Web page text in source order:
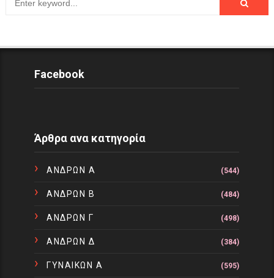
Facebook
Άρθρα ανα κατηγορία
ΑΝΔΡΩΝ Α (544)
ΑΝΔΡΩΝ Β (484)
ΑΝΔΡΩΝ Γ (498)
ΑΝΔΡΩΝ Δ (384)
ΓΥΝΑΙΚΩΝ Α (595)